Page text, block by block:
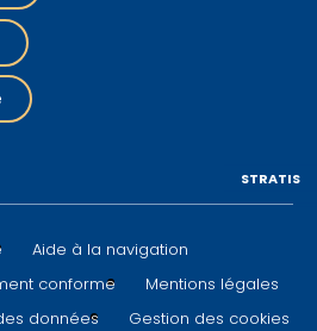
Aide à la navigation
conforme
Mentions légales
données
Gestion des cookies
STRATIS